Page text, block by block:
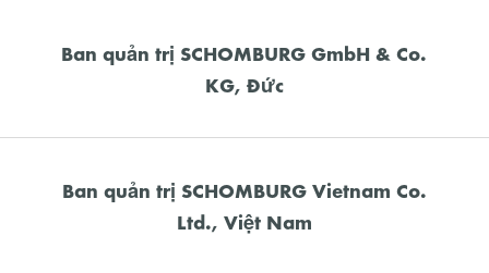
Ban quản trị SCHOMBURG GmbH & Co.
KG, Đức
Ban quản trị SCHOMBURG Vietnam Co.
Ltd., Việt Nam